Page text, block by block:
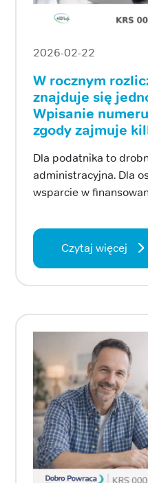
2026-02-22
W rocznym
znajduje się
Wpisanie
zgody zajmuje
Dla podatnika to
administracyjna. Dla
wsparcie w
Czytaj więcej